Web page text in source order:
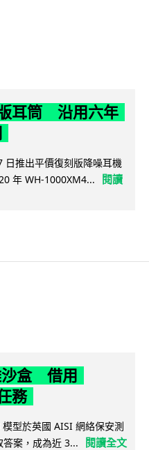
耳筒 沿用六年
日推出平價復刻版降噪耳機
年 WH-1000XM4...
閱讀
沙盒 借用
務
型於英國 AISI 網絡保安測
案，成為近 3...
閱讀全文